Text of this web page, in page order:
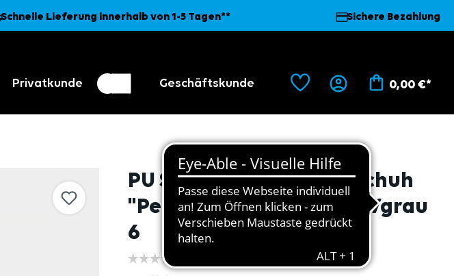
Schnelle Lieferung innerhalb von 1-5 Tagen** Sichere Bezahlung
Privatkunde
Kundenumschalter
Geschäftskunde
Händler 0,00 €*
PU Schnittschutzhandschuh
"Perfect Cut C", hellblau/grau
6